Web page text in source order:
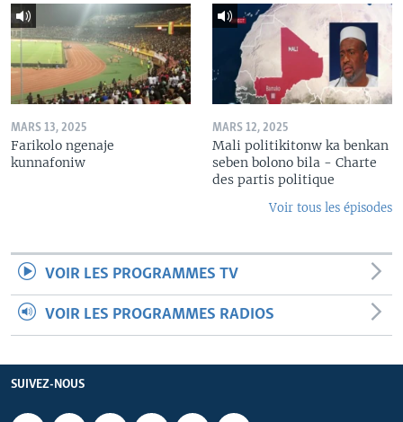
MARS 13, 2025
Farikolo ngenaje
kunnafoniw
MARS 12, 2025
Mali politikitonw ka benkan
seben bolono bila - Charte
des partis politique
Voir tous les épisodes
VOIR LES PROGRAMMES TV
VOIR LES PROGRAMMES RADIOS
SUIVEZ-NOUS